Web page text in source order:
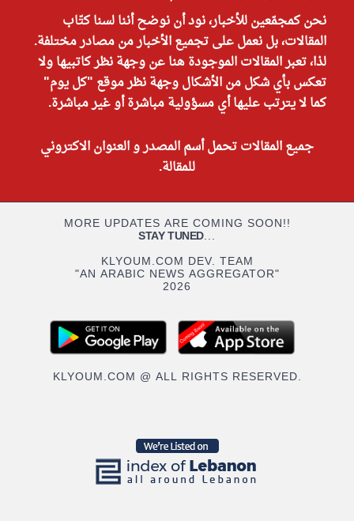
نحن كمجمّعين للأخبار، نود أن نوضح أننا لسنا كتّاب
المقالات، بل نعمل على تجميع الأخبار من مصادر مختلفة.
لذا، تعبر المقالات الموجودة هنا عن وجهة نظر كاتبيها ولا
تعكس بأي شكل من الأشكال وجهة نظر موقع "كل يوم"
كما لا يترتب عليها أي مسؤولية مباشرة أو غير مباشرة.
جميع المقالات تحمل أسم المصدر و العنوان الاكتروني
للمقالة.
MORE UPDATES ARE COMING SOON!!
STAY TUNED...
KLYOUM.COM DEV. TEAM
"AN ARABIC NEWS AGGREGATOR"
2026
KLYOUM.COM @ ALL RIGHTS RESERVED.